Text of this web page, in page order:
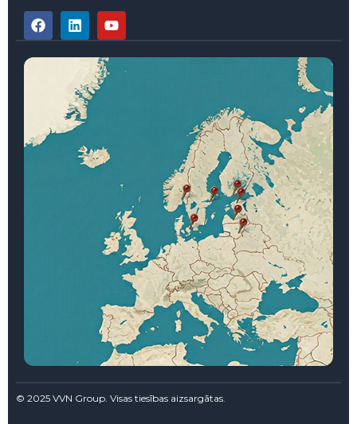
© 2025 VVN Group. Visas tiesības aizsargātas.